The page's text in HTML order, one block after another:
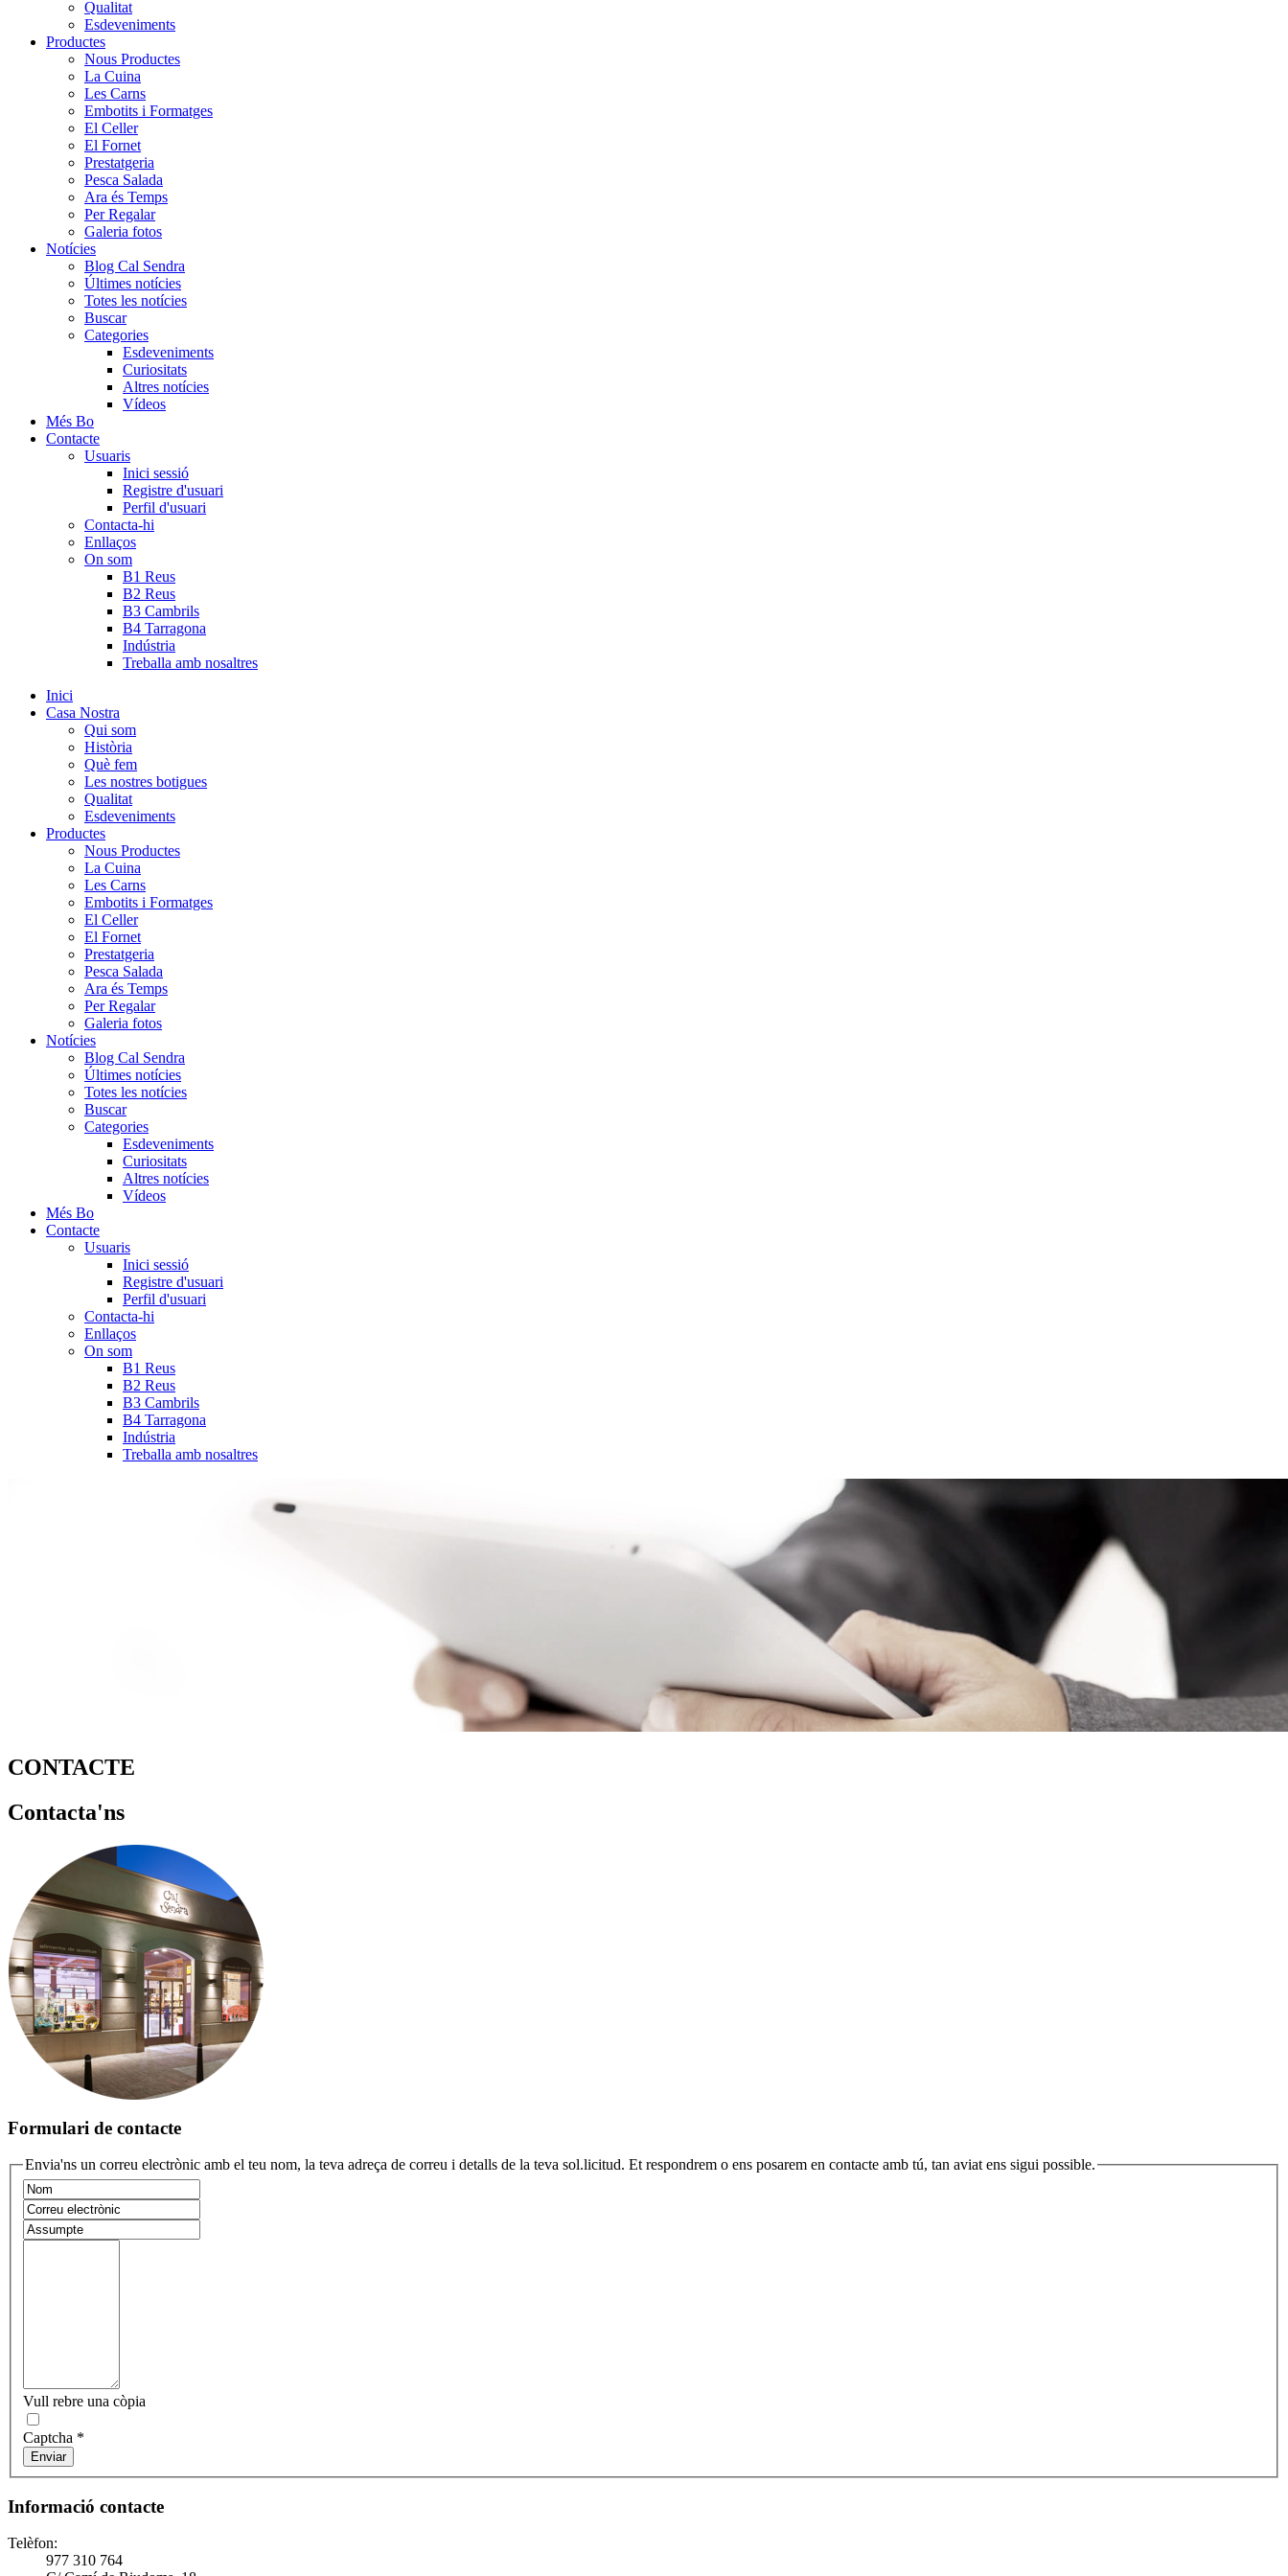
Qualitat
Esdeveniments
Productes
Nous Productes
La Cuina
Les Carns
Embotits i Formatges
El Celler
El Fornet
Prestatgeria
Pesca Salada
Ara és Temps
Per Regalar
Galeria fotos
Notícies
Blog Cal Sendra
Últimes notícies
Totes les notícies
Buscar
Categories
Esdeveniments
Curiositats
Altres notícies
Vídeos
Més Bo
Contacte
Usuaris
Inici sessió
Registre d'usuari
Perfil d'usuari
Contacta-hi
Enllaços
On som
B1 Reus
B2 Reus
B3 Cambrils
B4 Tarragona
Indústria
Treballa amb nosaltres
Inici
Casa Nostra
Qui som
Història
Què fem
Les nostres botigues
Qualitat
Esdeveniments
Productes
Nous Productes
La Cuina
Les Carns
Embotits i Formatges
El Celler
El Fornet
Prestatgeria
Pesca Salada
Ara és Temps
Per Regalar
Galeria fotos
Notícies
Blog Cal Sendra
Últimes notícies
Totes les notícies
Buscar
Categories
Esdeveniments
Curiositats
Altres notícies
Vídeos
Més Bo
Contacte
Usuaris
Inici sessió
Registre d'usuari
Perfil d'usuari
Contacta-hi
Enllaços
On som
B1 Reus
B2 Reus
B3 Cambrils
B4 Tarragona
Indústria
Treballa amb nosaltres
CONTACTE
Contacta'ns
Formulari de contacte
Envia'ns un correu electrònic amb el teu nom, la teva adreça de correu i detalls de la teva sol.licitud. Et respondrem o ens posarem en contacte amb tú, tan aviat ens sigui possible.
Vull rebre una còpia
Captcha *
Enviar
Informació contacte
Telèfon:
977 310 764